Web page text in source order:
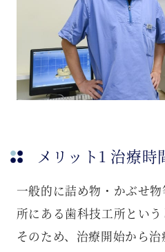
メリット1 治療時
一般的に詰め物・かぶせ
所にある歯科技工所という
そのため、治療開始から